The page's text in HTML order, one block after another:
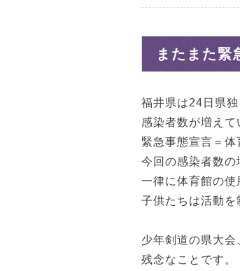
またまた緊
福井県は24日県
感染者数が増え
緊急事態宣言＝体
今回の感染者数の
一律に体育館の使
子供たちは活動を
少年剣道の県大
残念なことです。